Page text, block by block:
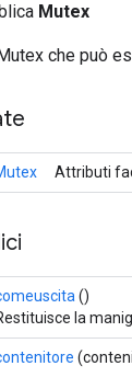
Mutex
che può
Attributi
()
la